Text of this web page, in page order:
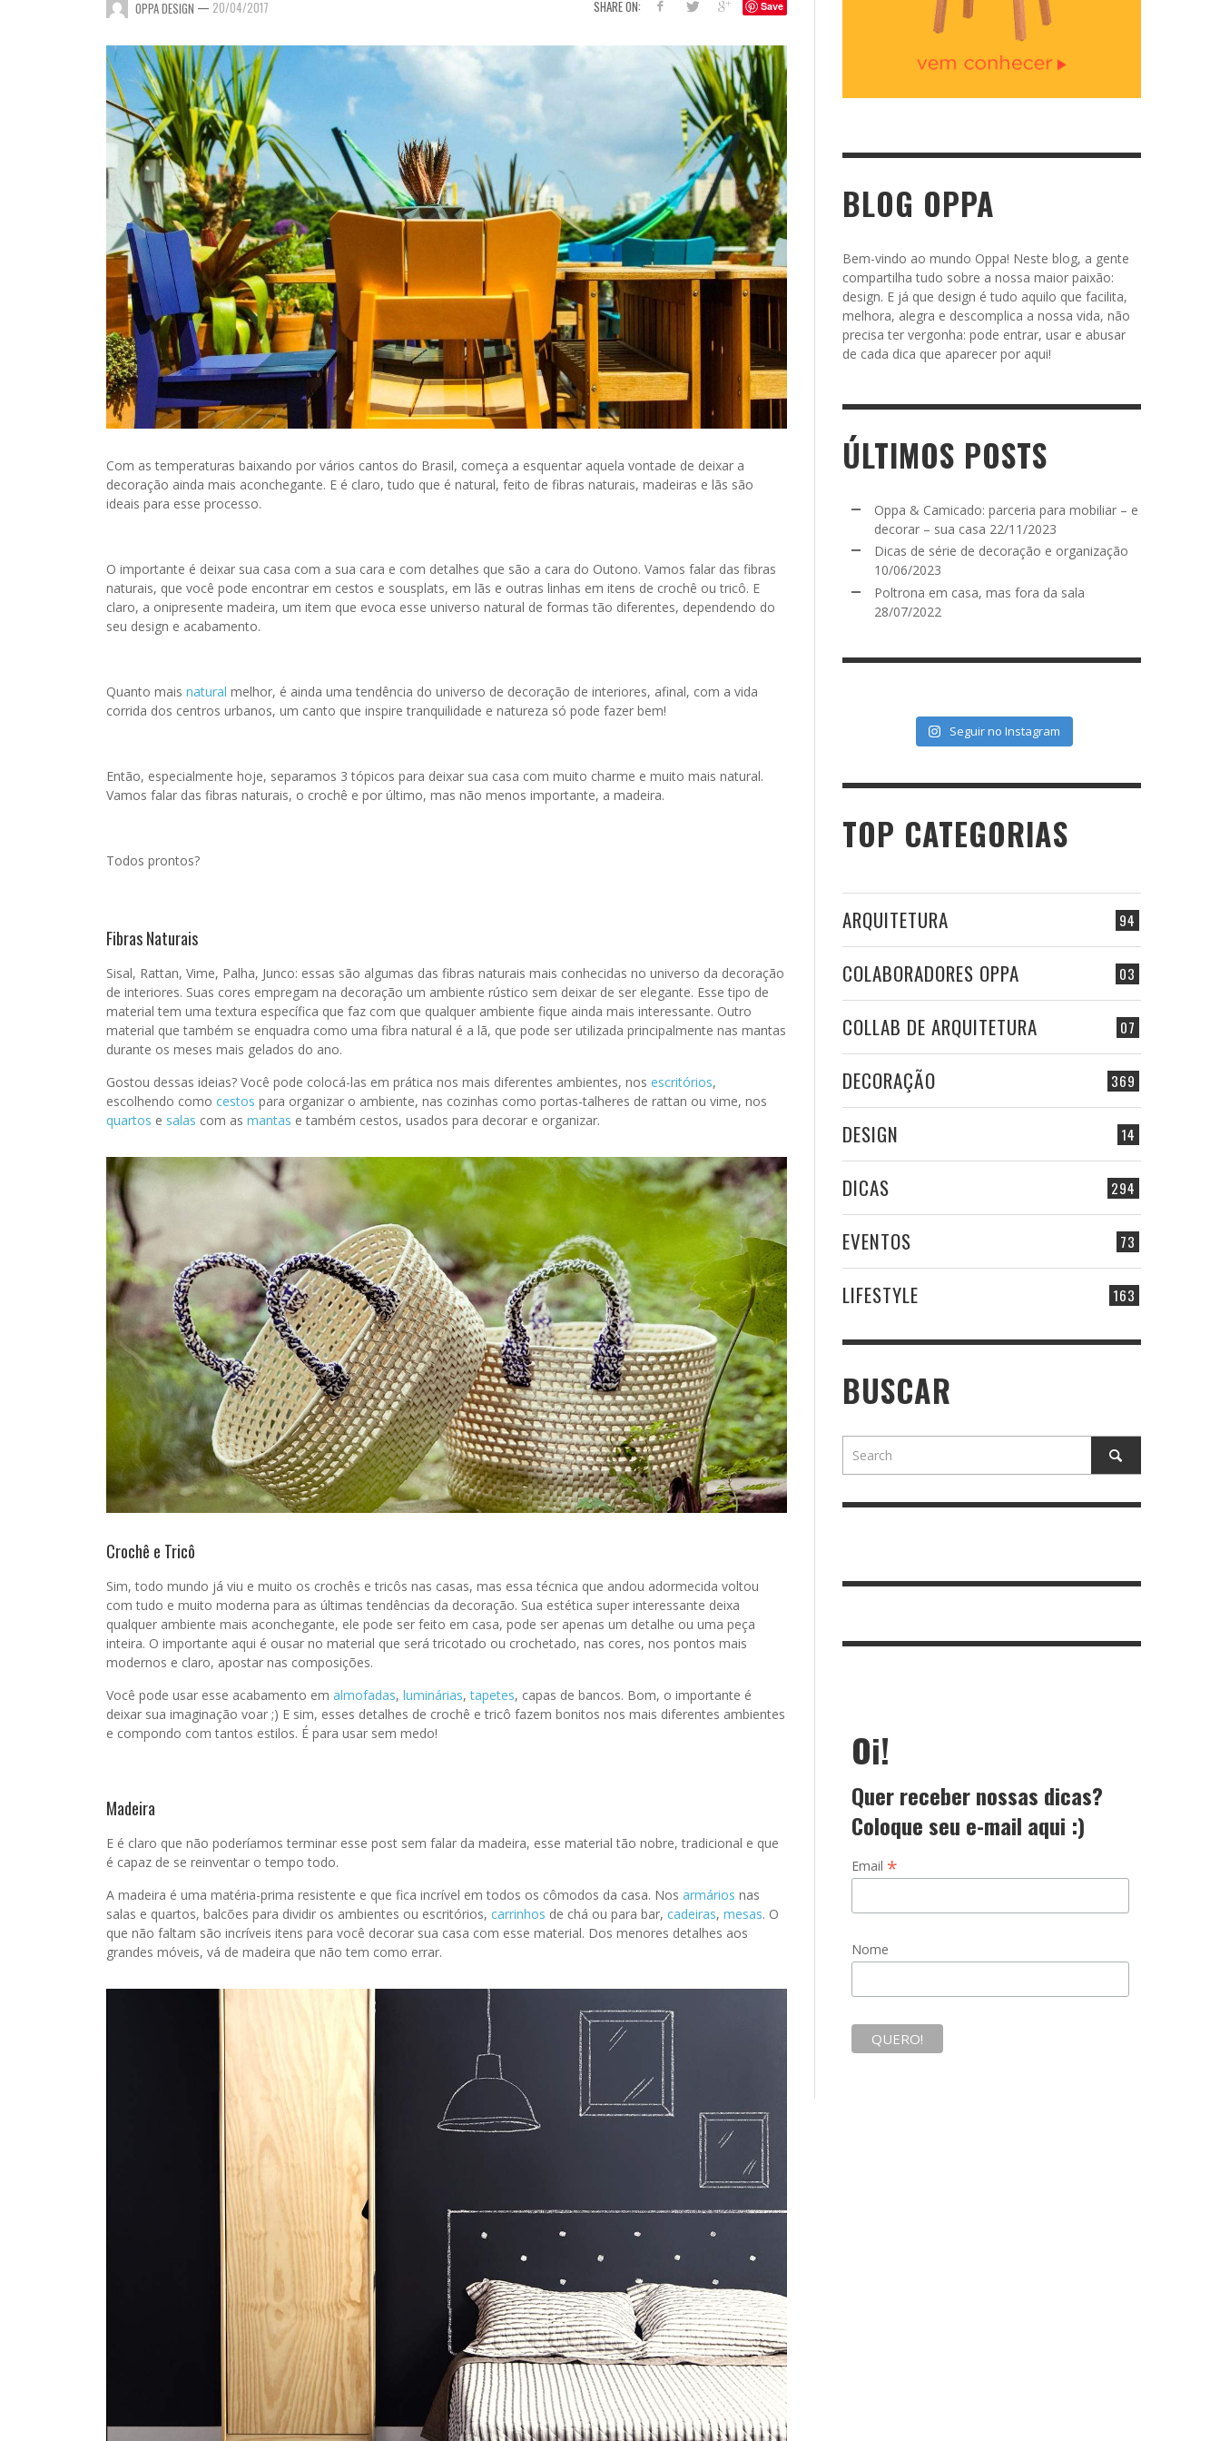
SHARE ON: Save
OPPA DESIGN — 20/04/2017
Com as temperaturas baixando por vários cantos do Brasil, começa a esquentar aquela vontade de deixar a
decoração ainda mais aconchegante. E é claro, tudo que é natural, feito de fibras naturais, madeiras e lãs são
ideais para esse processo.
O importante é deixar sua casa com a sua cara e com detalhes que são a cara do Outono. Vamos falar das fibras
naturais, que você pode encontrar em cestos e sousplats, em lãs e outras linhas em itens de crochê ou tricô. E
claro, a onipresente madeira, um item que evoca esse universo natural de formas tão diferentes, dependendo do
seu design e acabamento.
Quanto mais natural melhor, é ainda uma tendência do universo de decoração de interiores, afinal, com a vida
corrida dos centros urbanos, um canto que inspire tranquilidade e natureza só pode fazer bem!
Então, especialmente hoje, separamos 3 tópicos para deixar sua casa com muito charme e muito mais natural.
Vamos falar das fibras naturais, o crochê e por último, mas não menos importante, a madeira.
Todos prontos?
Fibras Naturais
Sisal, Rattan, Vime, Palha, Junco: essas são algumas das fibras naturais mais conhecidas no universo da decoração
de interiores. Suas cores empregam na decoração um ambiente rústico sem deixar de ser elegante. Esse tipo de
material tem uma textura específica que faz com que qualquer ambiente fique ainda mais interessante. Outro
material que também se enquadra como uma fibra natural é a lã, que pode ser utilizada principalmente nas mantas
durante os meses mais gelados do ano.
Gostou dessas ideias? Você pode colocá-las em prática nos mais diferentes ambientes, nos escritórios,
escolhendo como cestos para organizar o ambiente, nas cozinhas como portas-talheres de rattan ou vime, nos
quartos e salas com as mantas e também cestos, usados para decorar e organizar.
Crochê e Tricô
Sim, todo mundo já viu e muito os crochês e tricôs nas casas, mas essa técnica que andou adormecida voltou
com tudo e muito moderna para as últimas tendências da decoração. Sua estética super interessante deixa
qualquer ambiente mais aconchegante, ele pode ser feito em casa, pode ser apenas um detalhe ou uma peça
inteira. O importante aqui é ousar no material que será tricotado ou crochetado, nas cores, nos pontos mais
modernos e claro, apostar nas composições.
Você pode usar esse acabamento em almofadas, luminárias,tapetes, capas de bancos. Bom, o importante é
deixar sua imaginação voar ;) E sim, esses detalhes de crochê e tricô fazem bonitos nos mais diferentes ambientes
e compondo com tantos estilos. É para usar sem medo!
Madeira
E é claro que não poderíamos terminar esse post sem falar da madeira, esse material tão nobre, tradicional e que
é capaz de se reinventar o tempo todo.
A madeira é uma matéria-prima resistente e que fica incrível em todos os cômodos da casa. Nos armários nas
salas e quartos, balcões para dividir os ambientes ou escritórios, carrinhos de chá ou para bar, cadeiras, mesas. O
que não faltam são incríveis itens para você decorar sua casa com esse material. Dos menores detalhes aos
grandes móveis, vá de madeira que não tem como errar.
BLOG OPPA
Bem-vindo ao mundo Oppa! Neste blog, a gente
compartilha tudo sobre a nossa maior paixão:
design. E já que design é tudo aquilo que facilita,
melhora, alegra e descomplica a nossa vida, não
precisa ter vergonha: pode entrar, usar e abusar
de cada dica que aparecer por aqui!
ÚLTIMOS POSTS
Oppa & Camicado: parceria para mobiliar – e
decorar – sua casa 22/11/2023
Dicas de série de decoração e organização
10/06/2023
Poltrona em casa, mas fora da sala
28/07/2022
Seguir no Instagram
TOP CATEGORIAS
94
ARQUITETURA
03
COLABORADORES OPPA
07
COLLAB DE ARQUITETURA
369
DECORAÇÃO
14
DESIGN
294
DICAS
73
EVENTOS
163
LIFESTYLE
BUSCAR
Oi!
Quer receber nossas dicas?
Coloque seu e-mail aqui :)
Email *
Nome